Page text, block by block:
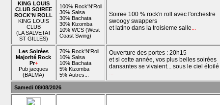
KING LOUIS
CLUB SOIREE
ROCK'N ROLL
KING LOUIS
CLUB
(LA SALVETAT
ST GILLES)
100% Rock'N'Roll
30% Salsa
30% Bachata
30% Kizomba
10% WCS (West
Coast Swing)
Soiree 100 % rock'n roll avec l'orchestre
swoogy swappers
et latino dans la troisieme salle...
Les Soirées
Majorité Rock
Pr+
Pub jacques
(BALMA)
70% Rock'N'Roll
10% Salsa
10% Bachata
5% Kizomba
5% Autres...
Ouverture des portes : 20h15
et si cette année, vos plus belles soirées
dansantes se vivaient... sous le ciel étoilé
...
Samedi 08/08/2026